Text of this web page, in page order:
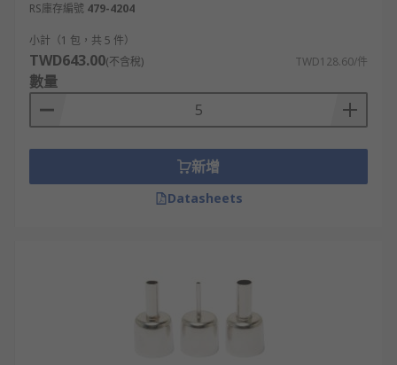
RS庫存編號 479-4204
小計（1 包，共 5 件）
TWD643.00(不含稅) TWD128.60/件
數量
新增
Datasheets